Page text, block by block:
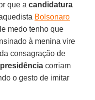
que acandidatura
Bolsonaro
medo tenho que
à menina vire
consagração de
corriam
o gesto de imitar